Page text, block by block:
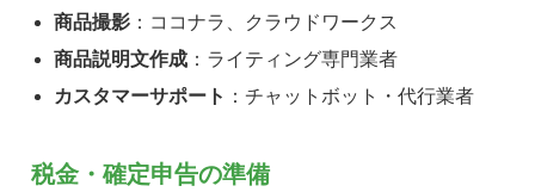
商品撮影 ：ココナラ、クラウドワークス
商品説明文作成 ：ライティング専門業者
カスタマーサポート ：チャットボット・代行業者
税金・確定申告の準備